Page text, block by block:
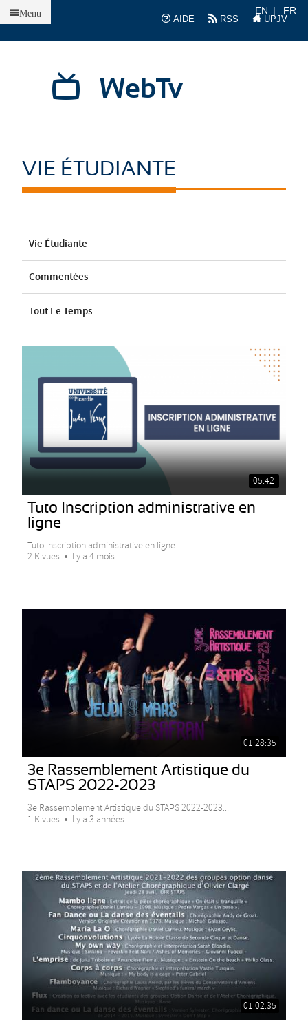
AIDE
RSS UPJV
EN FR
WebTv
Menu
VIE ÉTUDIANTE
Vie Étudiante
Commentées
Tout Le Temps
05:42
Tuto Inscription administrative en
ligne
Tuto Inscription administrative en ligne
2 K vues
Il y a 4 mois
01:28:35
3e Rassemblement Artistique du
STAPS 2022-2023
3e Rassemblement Artistique du STAPS 2022-2023...
1 K vues
Il y a 3 années
01:02:35